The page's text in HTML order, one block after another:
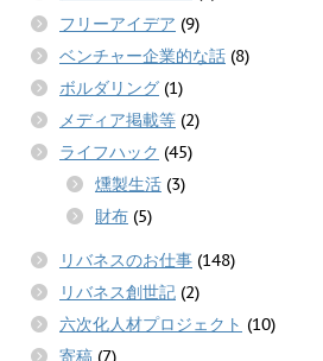
フリーアイデア (9)
ベンチャー企業的な話 (8)
ボルダリング (1)
メディア掲載等 (2)
ライフハック (45)
燻製生活 (3)
財布 (5)
リバネスのお仕事 (148)
リバネス創世記 (2)
六次化人材プロジェクト (10)
寄稿 (7)